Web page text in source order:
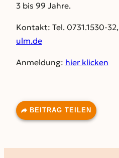
3 bis 99 Jahre.
Kontakt: Tel. 0731.1530-32,
ulm.de
Anmeldung: hier klicken
BEITRAG TEILEN